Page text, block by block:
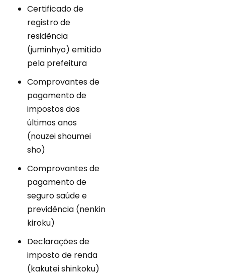
Certificado de
registro de
residência
(juminhyo) emitido
pela prefeitura
Comprovantes de
pagamento de
impostos dos
últimos anos
(nouzei shoumei
sho)
Comprovantes de
pagamento de
seguro saúde e
previdência (nenkin
kiroku)
Declarações de
imposto de renda
(kakutei shinkoku)